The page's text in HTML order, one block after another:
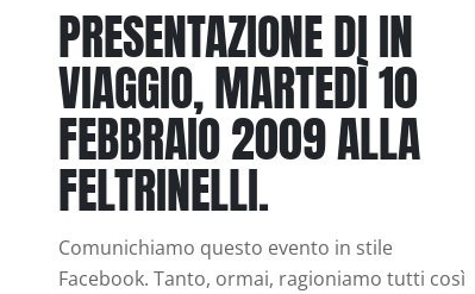
PRESENTAZIONE DI IN
VIAGGIO, MARTEDÌ 10
FEBBRAIO 2009 ALLA
FELTRINELLI.
Comunichiamo questo evento in stile
Facebook. Tanto, ormai, ragioniamo tutti così